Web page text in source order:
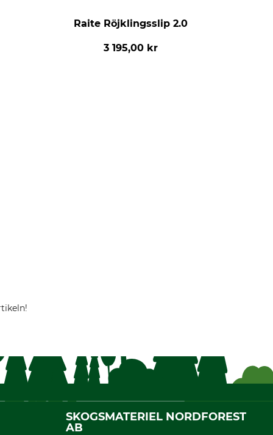
Raite Röjklingsslip 2.0
3 195,00 kr
SKOGSMATERIEL NORDFOREST
AB